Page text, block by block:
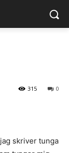
0
315
skriver tunga